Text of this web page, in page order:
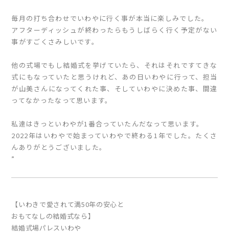
毎月の打ち合わせでいわやに行く事が本当に楽しみでした。
アフターディッシュが終わったらもうしばらく行く予定がない
事がすごくさみしいです。
他の式場でもし結婚式を挙げていたら、それはそれですてきな
式にもなっていたと思うけれど、あの日いわやに行って、担当
が山美さんになってくれた事、そしていわやに決めた事、間違
ってなかったなって思います。
私達はきっといわやが1番合っていたんだなって思います。
2022年はいわやで始まっていわやで終わる1年でした。たくさ
んありがとうございました。
”
【いわきで愛されて満50年の安心と
おもてなしの結婚式なら】
結婚式場パレスいわや